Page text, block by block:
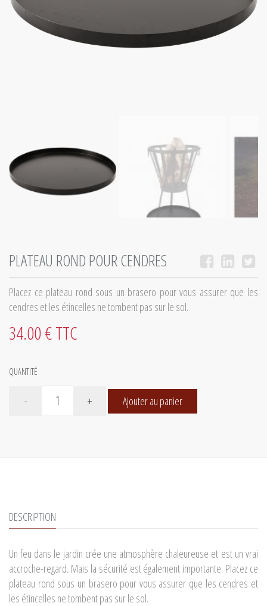
PLATEAU ROND POUR CENDRES
Placez ce plateau rond sous un brasero pour vous assurer que les
cendres et les étincelles ne tombent pas sur le sol.
34.00 € TTC
QUANTITÉ
- + Ajouter au panier
DESCRIPTION
Un feu dans le jardin crée une atmosphère chaleureuse et est un vrai
accroche-regard. Mais la sécurité est également importante. Placez ce
plateau rond sous un brasero pour vous assurer que les cendres et
les étincelles ne tombent pas sur le sol.